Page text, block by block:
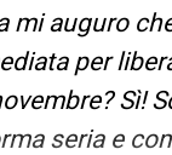
mi auguro
per
Sì!
seria e